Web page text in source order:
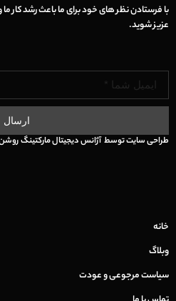
با فرستادن نظر های خود برای ما باعث رشد کار
عزیز شوید.
ارسال
طراحی سایتتوسطآژانس دیجیتال مارکتینگ
خانه
وبلاگ
سیاست مرجوعی و عودت